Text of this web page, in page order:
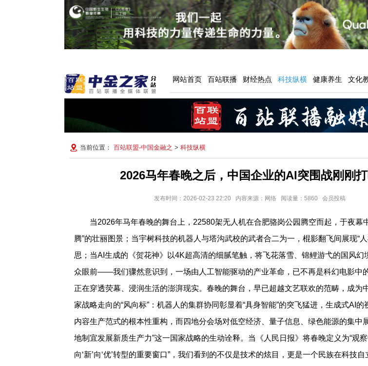
网站首页 百站联播 财经热点 科技纵横 健康养生 文化
当前位置： 百站联盟-中国金融之 > 科技纵横
2026马年春晚之后，中国企业的AI突围战刚刚
发布时间：2026-02-23 22:20 内容来源：网络 阅读量：5860 会员投稿
当2026年马年春晚的舞台上，22580架无人机在合肥骆岗公园腾空而起，于夜幕
腾”的壮丽图景；当宇树科技的机器人与塔沟武校的武者合二为一，棍影翻飞间展现“
思；当AI生成的《贺花神》以4K超高清的细腻笔触，将飞花落雪、锦鲤游弋的国风幻
众眼前——我们骤然意识到，一场由人工智能驱动的产业革命，已不再是科幻电影中
正在穿透荧幕、浸润生活的澎湃现实。春晚的舞台，早已超越文艺联欢的范畴，成为
家战略走向的“风向标”：机器人的集群协同彰显着“具身智能”的突飞猛进，生成式AI的
内容生产范式的根本性重构，而四地分会场对低空经济、量子信息、绿色能源的集中
地制宜发展新质生产力”这一国家战略的生动诠释。当《人民日报》将春晚定义为“观
向‘新’向‘优’转型的重要窗口”，我们看到的不仅是技术的炫目，更是一个民族在科技